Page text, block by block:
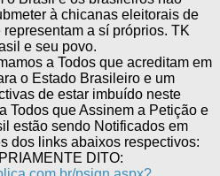
à chicanas eleitorais de
a sí próprios. TK
e seu povo.
a Todos que acreditam em
o Estado Brasileiro e um
de estar imbuído neste
Todos que Assinem a Petição e
estão sendo Notificados em
dos links abaixos respectivos:
DITO: